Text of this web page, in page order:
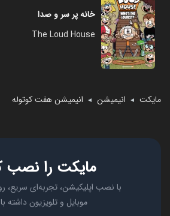
خانه پر سر و صدا
The Loud House
مایکت ◄ انیمیشن ◄ انیمیشن هفت کوتوله
مایکت را نصب
با نصب اپلیکیشن، تجربه‌ای سریع،
موبایل و تلویزیون داشته